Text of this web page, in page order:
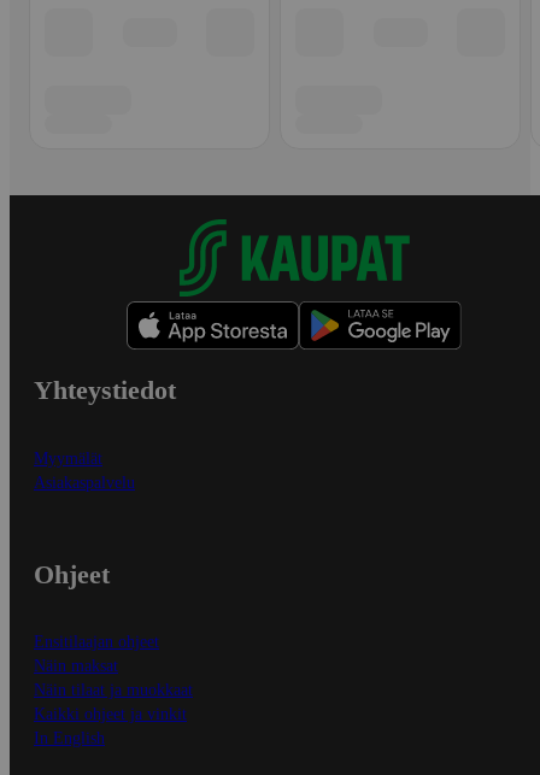
Yhteystiedot
Myymälät
Asiakaspalvelu
Ohjeet
Ensitilaajan ohjeet
Näin maksat
Näin tilaat ja muokkaat
Kaikki ohjeet ja vinkit
In English